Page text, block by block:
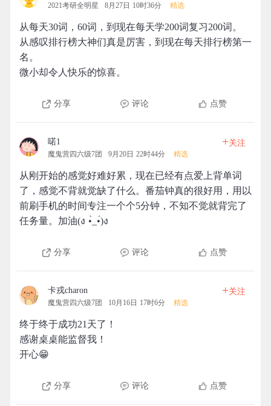
2021考研全明星 8月27日 10时36分 精选
从每天30词，60词，到现在每天学200词复习200词。
从感叹排行榜大神们真是厉害，到现在每天排行榜第一
名。
微小却令人快乐的惊喜。
分享 评论 点赞
喏1
魔鬼营四六级7团 9月20日 22时44分 精选
+关注
从刚开始的感觉好难好累，现在已经有点爱上背单词
了，感觉不背就觉缺了什么。番茄钟真的很好用，用以
前刷手机的时间专注一个个5分钟，不知不觉就背完了
任务量。加油(ง •̀_•́)ง
分享 评论 点赞
卡戎charon
魔鬼营四六级7团 10月16日 17时6分 精选
+关注
终于终于成功21天了！
感谢桌桌能监督我！
开心😁
分享 评论 点赞